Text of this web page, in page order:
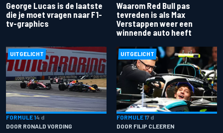
George Lucas is de laatste
die je moet vragen naar F1-
tv-graphics
Waarom Red Bull pas
tevreden is als Max
Verstappen weer een
winnende auto heeft
UITGELICHT
FORMULE 14 d
DOOR RONALD VORDING
UITGELICHT
FORMULE 17 d
DOOR FILIP CLEEREN